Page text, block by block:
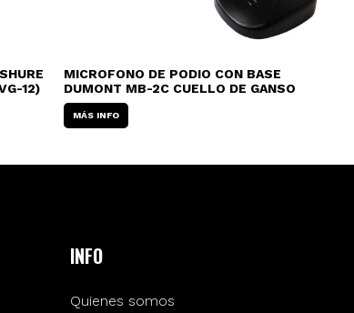
12)
MICROFONO DE PODIO CON BASE
DUMONT MB-2C CUELLO DE GANSO
MÁS INFO
INFO
Quienes somos